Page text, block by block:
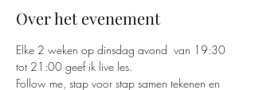
Over het evenement
Elke 2 weken op dinsdag avond  van 19:30
tot 21:00 geef ik live les.
Follow me, stap voor stap samen tekenen en